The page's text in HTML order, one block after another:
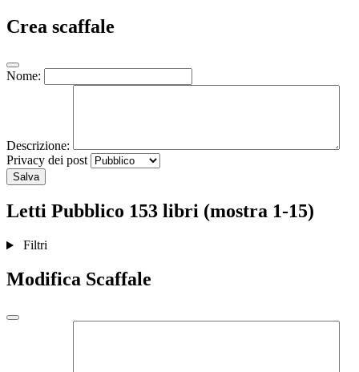
Crea scaffale
Nome:
Descrizione:
Privacy dei post
Salva
Letti Pubblico 153 libri (mostra 1-15)
Filtri
Modifica Scaffale